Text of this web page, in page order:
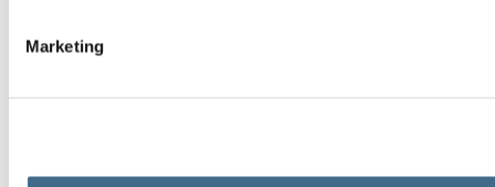
Marketing